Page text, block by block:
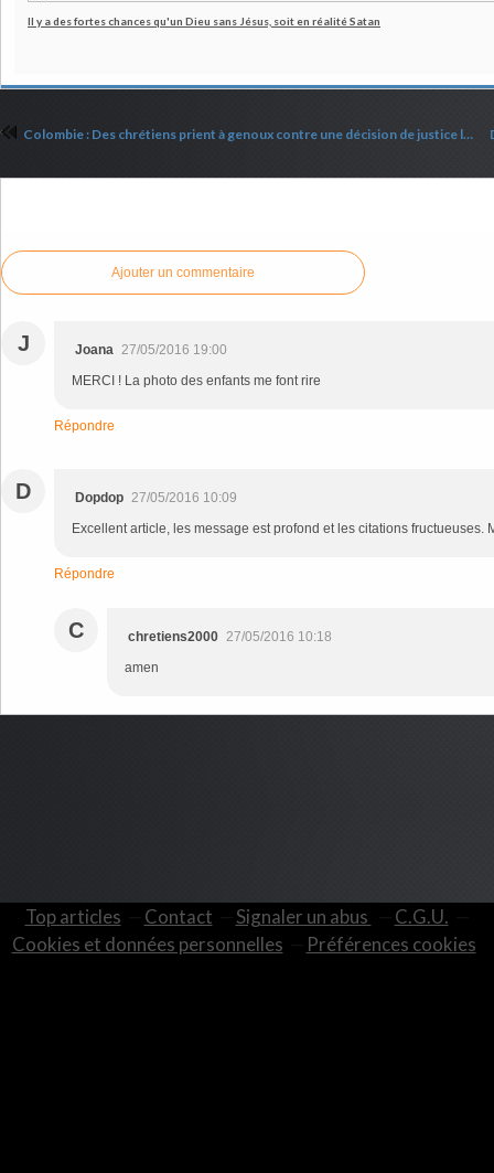
Il y a des fortes chances qu'un Dieu sans Jésus, soit en réalité Satan
Colombie : Des chrétiens prient à genoux contre une décision de justice les empêchant de prier
Ajouter un commentaire
J Joana
27/05/2016 19:00
MERCI ! La photo des enfants me font rire
Répondre
D Dopdop 27/05/2016 10:09
Excellent article, les message est profond et les citations fructueuses.
Répondre
C chretiens2000 27/05/2016 10:18
amen
Top articles Contact Signaler un abus
C.G.U.
Cookies et données personnelles
Préférences cookies